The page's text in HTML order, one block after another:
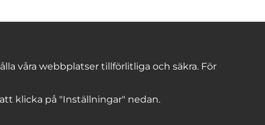
våra webbplatser tillförlitliga och säkra. För
klicka på "Inställningar" nedan.